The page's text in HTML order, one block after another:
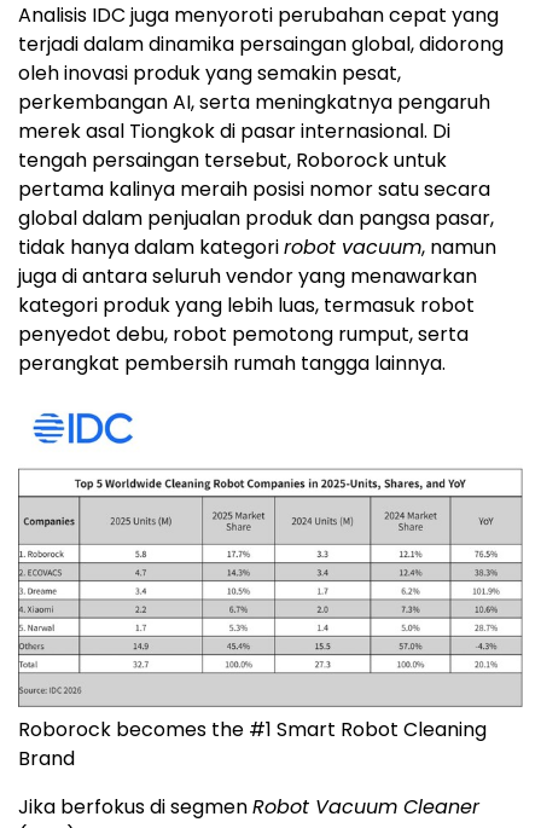
Analisis IDC juga menyoroti perubahan cepat yang
terjadi dalam dinamika persaingan global, didorong
oleh inovasi produk yang semakin pesat,
perkembangan AI, serta meningkatnya pengaruh
merek asal Tiongkok di pasar internasional. Di
tengah persaingan tersebut, Roborock untuk
pertama kalinya meraih posisi nomor satu secara
global dalam penjualan produk dan pangsa pasar,
tidak hanya dalam kategorirobot vacuum, namun
juga di antara seluruh vendor yang menawarkan
kategori produk yang lebih luas, termasuk robot
penyedot debu, robot pemotong rumput, serta
perangkat pembersih rumah tangga lainnya.
Roborock becomes the #1 Smart Robot Cleaning
Brand
Jika berfokus di segmenRobot Vacuum Cleaner